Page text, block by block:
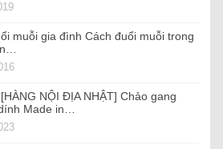
muỗi gia đình Cách đuổi muỗi trong
NỘI ĐỊA NHẬT] Chảo gang
Made in…